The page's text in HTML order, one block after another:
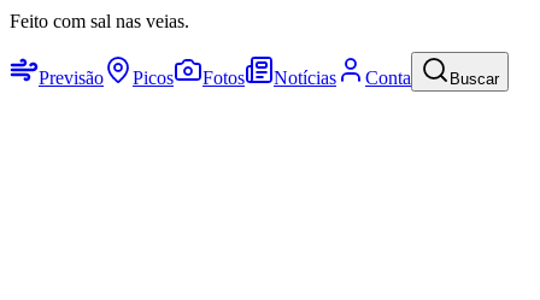
Feito com sal nas veias.
Previsão Picos Fotos Notícias Conta Buscar